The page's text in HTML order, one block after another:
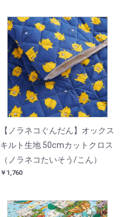
【ノラネコぐんだん】オックス
キルト生地 50cmカットクロス
（ノラネコたいそう/こん）
￥1,760